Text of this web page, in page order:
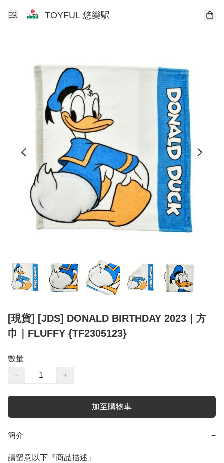
TOYFUL 悠樂駅
[現貨] [JDS] DONALD BIRTHDAY 2023｜方
巾｜FLUFFY {TF2305123}
數量
−
+
加至購物車
簡介 −
請留意以下『商品描述』